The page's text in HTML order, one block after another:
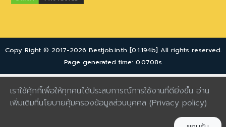
เราใช้คุ้กกี้เพื่อให้ทุกคนได้ประสบการณ์การใช้งานที่ดียิ่งขึ้น อ่าน
เพิ่มเติมที่นโยบายคุ้มครองข้อมูลส่วนบุคคล (Privacy policy)
Copy Right © 2017-2026 Bestjob.in.th [0.1.194b] All rights reserved.
Page generated time: 0.0708s